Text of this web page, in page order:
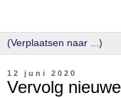
12 juni 2020
Vervolg